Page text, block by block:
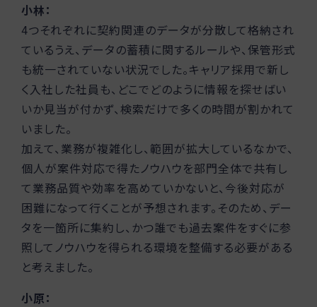
小林：
4つそれぞれに契約関連のデータが分散して格納され
ているうえ、データの蓄積に関するルールや、保管形式
も統一されていない状況でした。キャリア採用で新し
く入社した社員も、どこでどのように情報を探せばい
いか見当が付かず、検索だけで多くの時間が割かれて
いました。
加えて、業務が複雑化し、範囲が拡大しているなかで、
個人が案件対応で得たノウハウを部門全体で共有し
て業務品質や効率を高めていかないと、今後対応が
困難になって行くことが予想されます。そのため、デー
タを一箇所に集約し、かつ誰でも過去案件をすぐに参
照してノウハウを得られる環境を整備する必要がある
と考えました。
小原：